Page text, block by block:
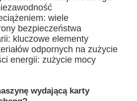
do pakowania
pakująca
suszarki
wiele
bezpieczeństwa
kluczowe elementy
odpornych na zużycie
energii: zużycie mocy
wydającą karty